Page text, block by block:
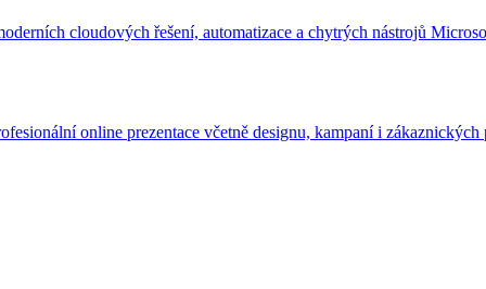
cloudových řešení, automatizace a chytrých nástrojů
online prezentace včetně designu, kampaní i zákaznických